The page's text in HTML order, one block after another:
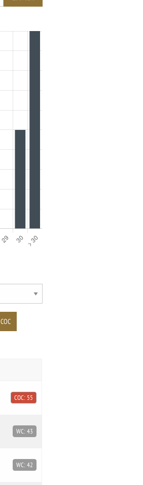
COC
COC: 55
WC: 43
WC: 42